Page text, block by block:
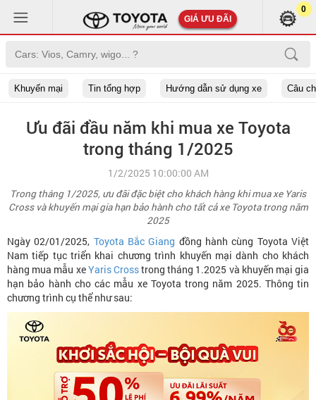
GIÁ ƯU ĐÃI
0
Khuyến mại Tin tổng hợp Hướng dẫn sử dụng xe Câu
Ưu đãi đầu năm khi mua xe Toyota
trong tháng 1/2025
1/2/2025 10:00:00 AM
Trong tháng 1/2025, ưu đãi đặc biệt cho khách hàng khi mua xe Yaris
Cross và khuyến mại gia hạn bảo hành cho tất cả xe Toyota trong năm
2025
Ngày 02/01/2025, Toyota Bắc Giang đồng hành cùng Toyota Việt
Nam tiếp tục triển khai chương trình khuyến mại dành cho khách
hàng mua mẫu xeYaris Crosstrong tháng 1.2025 và khuyến mại gia
hạn bảo hành cho các mẫu xe Toyota trong năm 2025. Thông tin
chương trình cụ thể như sau: